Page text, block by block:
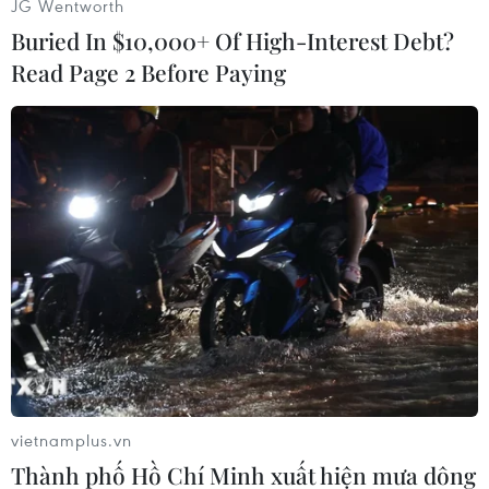
thúc đẩy tình đoàn kết, hữu nghị giữa các nước
thành viên trong Cộng đồng ASEAN.
Các hoạt động tại Ngày hội gia đình ASEAN. (Ảnh: Chanh
Đa/TTXVN)
JG Wentworth
Buried In $10,000+ Of High-Interest Debt?
Read Page 2 Before Paying
vietnamplus.vn
Thành phố Hồ Chí Minh xuất hiện mưa dông